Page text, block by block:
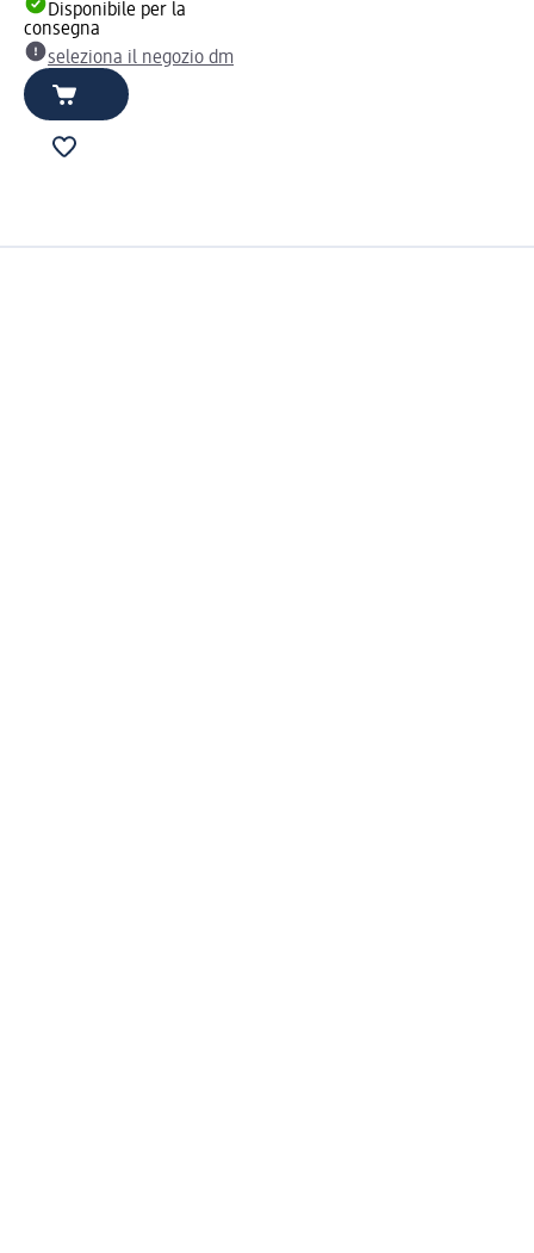
Disponibile per la
consegna
seleziona il negozio dm